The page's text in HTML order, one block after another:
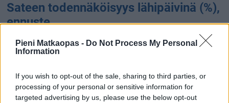
Pieni Matkaopas - Do Not Process My Personal
Information
If you wish to opt-out of the sale, sharing to third parties, or
processing of your personal or sensitive information for
targeted advertising by us, please use the below opt-out
Sateen todennäköisyys lähipäivinä (%),
ennuste